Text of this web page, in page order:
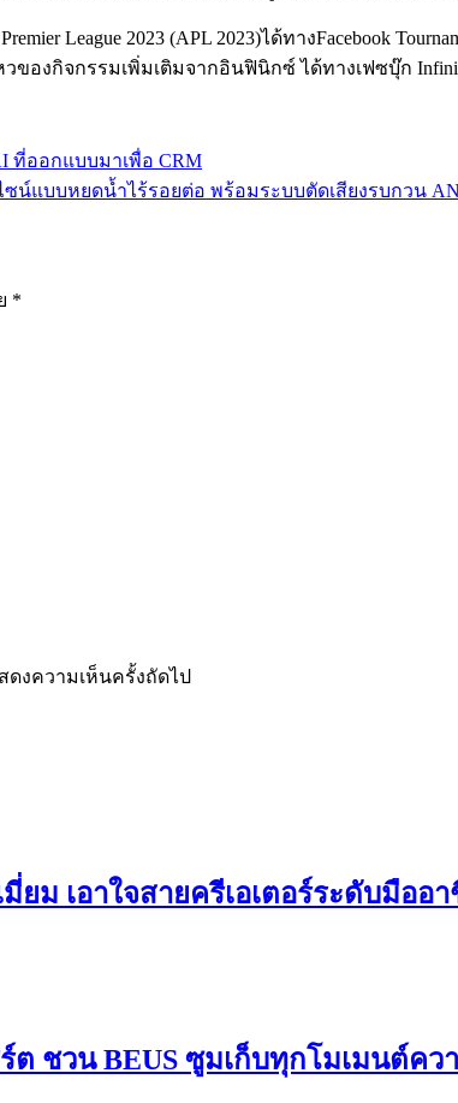
2023 (APL 2023)ได้ทางFacebook
ของกิจกรรมเพิ่มเติมจากอินฟินิกซ์ ได้ทางเฟซบุ๊ก
ที่ออกแบบมาเพื่อ CRM
ซน์แบบหยดน้ำไร้รอยต่อ พร้อมระบบตัดเสียงรบกวน
*
งความเห็นครั้งถัดไป
ยม เอาใจสายครีเอเตอร์ระดับมือ
ชวน BEUS ซูมเก็บทุกโมเมนต์ค